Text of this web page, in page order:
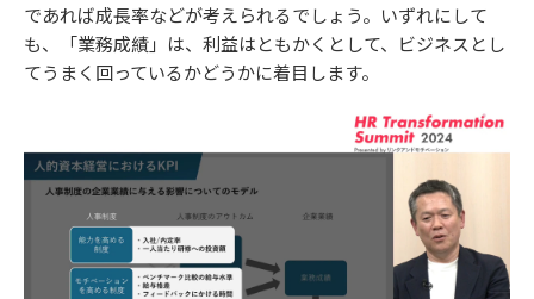
であれば成長率などが考えられるでしょう。いずれにして
も、「業務成績」は、利益はともかくとして、ビジネスとし
てうまく回っているかどうかに着目します。